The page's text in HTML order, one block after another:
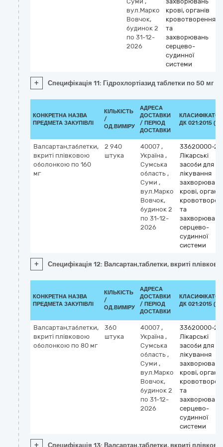
вул.Марко
Вовчок,
будинок 2
по 31-12-
2026
крові, органів
кровотворення
та
захворювань
серцево-
судинної
системи
+ Специфікація 11: Гідрохлортіазид таблетки по 50 мг
КОНКРЕТНА НАЗВА
ПРЕДМЕТА ЗАКУПІВЛІ
КІЛЬКІСТЬ
/
ОД.ВИМІРУ
АДРЕСА
ДОСТАВКИ
/ ПЕРІОД
ДОСТАВКИ
КЛАСИФІКАТОР
ДК 021:2015
Валсартан,таблетки,
вкриті плівковою
оболонкою по 160
мг
2 940
штука
40007 ,
Україна ,
Сумська
область ,
Суми ,
вул.Марко
Вовчок,
будинок 2
по 31-12-
2026
33620000-2
Лікарські
засоби для
лікування
захворювань
крові, органів
та
захворювань
серцево-
судинної
системи
+ Специфікація 12: Валсартан,таблетки, вкриті
КОНКРЕТНА НАЗВА
ПРЕДМЕТА ЗАКУПІВЛІ
КІЛЬКІСТЬ
/
ОД.ВИМІРУ
АДРЕСА
ДОСТАВКИ
/ ПЕРІОД
ДОСТАВКИ
КЛАСИФІКАТОР
ДК 021:2015
Валсартан,таблетки,
вкриті плівковою
оболонкою по 80 мг
360
штука
40007 ,
Україна ,
Сумська
область ,
Суми ,
вул.Марко
Вовчок,
будинок 2
по 31-12-
2026
33620000-2
Лікарські
засоби для
лікування
захворювань
крові, органів
та
захворювань
серцево-
судинної
системи
+ Специфікація 13: Валсартан,таблетки, вкриті